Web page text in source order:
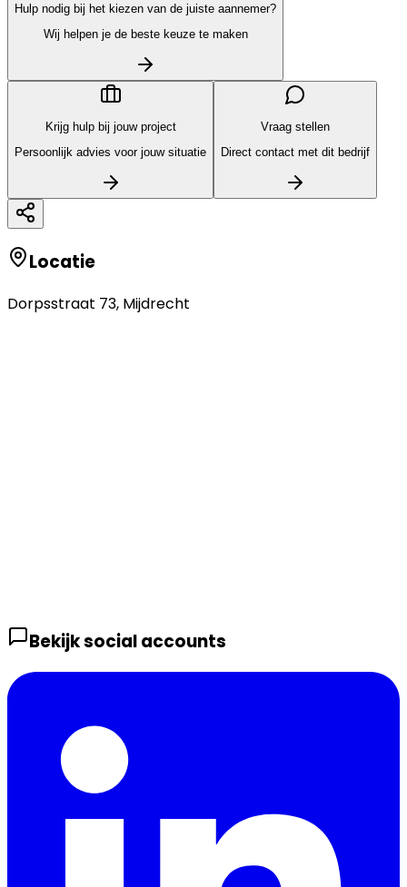
Hulp nodig bij het kiezen van de juiste aannemer?
Wij helpen je de beste keuze te maken
Krijg hulp bij jouw project
Persoonlijk advies voor jouw situatie
Vraag stellen
Direct contact met dit bedrijf
Locatie
Dorpsstraat 73, Mijdrecht
Bekijk social accounts